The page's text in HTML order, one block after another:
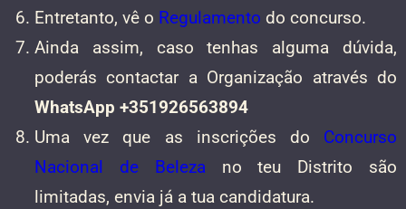
Entretanto, vê o Regulamento do concurso.
Ainda assim, caso tenhas alguma dúvida,
poderás contactar a Organização através do
WhatsApp +351926563894
Uma vez que as inscrições do Concurso
Nacional de Belezano teu Distrito são
limitadas, envia já a tua candidatura.